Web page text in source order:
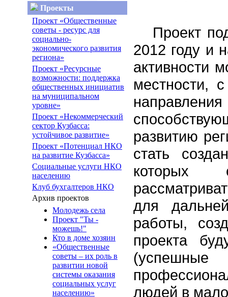
Проекты
Проект «Общественные
советы - ресурс для
социально-
экономического развития
региона»
Проект «Ресурсные
возможности: поддержка
общественных инициатив
на муниципальном
уровне»
Проект «Некоммерческий
сектор Кузбасса:
устойчивое развитие»
Проект «Потенциал НКО
на развитие Кузбасса»
Социальные услуги НКО
населению
Клуб бухгалтеров НКО
Архив проектов
Молодежь села
Проект "Ты -
можешь!"
Кто в доме хозяин
«Общественные
советы – их роль в
развитии новой
системы оказания
социальных услуг
населению»
Проект
2012 году и
активности
местности,
развитию
стать
которых
для
работы,
проекта
(успешные
людей в